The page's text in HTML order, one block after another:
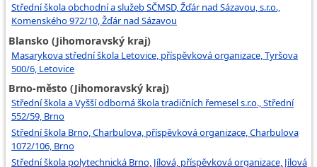
Střední škola obchodní a služeb SČMSD, Žďár nad Sázavou, s.r.o.,
Komenského 972/10, Žďár nad Sázavou
Blansko (Jihomoravský kraj)
Masarykova střední škola Letovice, příspěvková organizace, Tyršova
500/6, Letovice
Brno-město (Jihomoravský kraj)
Střední škola a Vyšší odborná škola tradičních řemesel s.r.o., Střední
552/59, Brno
Střední škola Brno, Charbulova, příspěvková organizace, Charbulova
1072/106, Brno
Střední škola polytechnická Brno, Jílová, příspěvková organizace, Jílová